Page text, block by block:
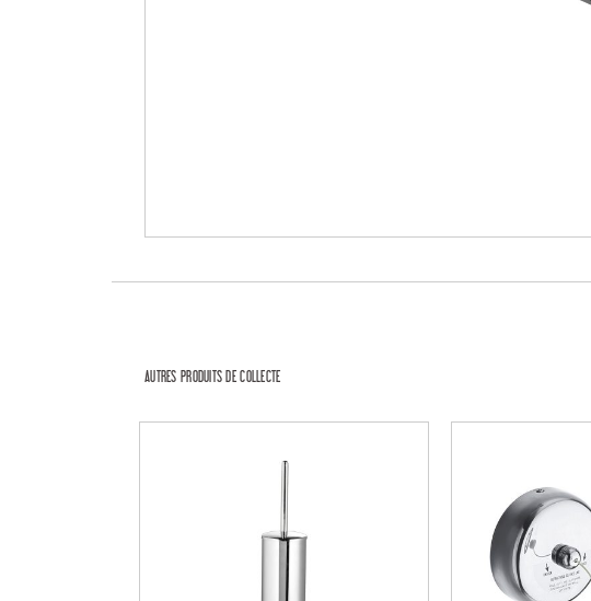
AUTRES PRODUITS DE COLLECTE